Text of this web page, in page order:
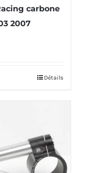
carbone
2007
Détails